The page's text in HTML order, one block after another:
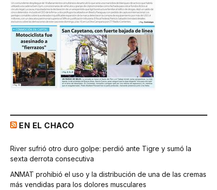
EN EL CHACO
River sufrió otro duro golpe: perdió ante Tigre y sumó la
sexta derrota consecutiva
ANMAT prohibió el uso y la distribución de una de las cremas
más vendidas para los dolores musculares